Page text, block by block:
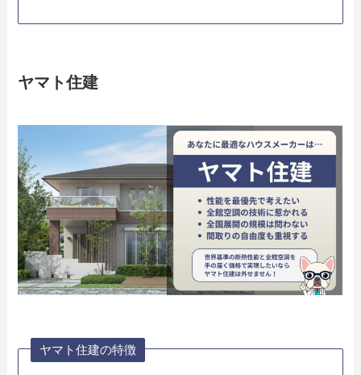
ヤマト住建
ヤマト住建の特徴